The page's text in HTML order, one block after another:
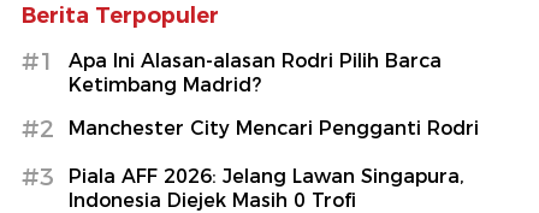
Berita Terpopuler
#1
Apa Ini Alasan-alasan Rodri Pilih Barca
Ketimbang Madrid?
#2 Manchester City Mencari Pengganti Rodri
#3
Piala AFF 2026: Jelang Lawan Singapura,
Indonesia Diejek Masih 0 Trofi